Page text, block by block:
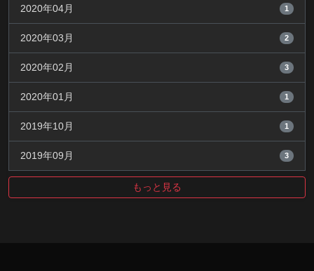
2020年04月 1
2020年03月 2
2020年02月 3
2020年01月 1
2019年10月 1
2019年09月 3
もっと見る